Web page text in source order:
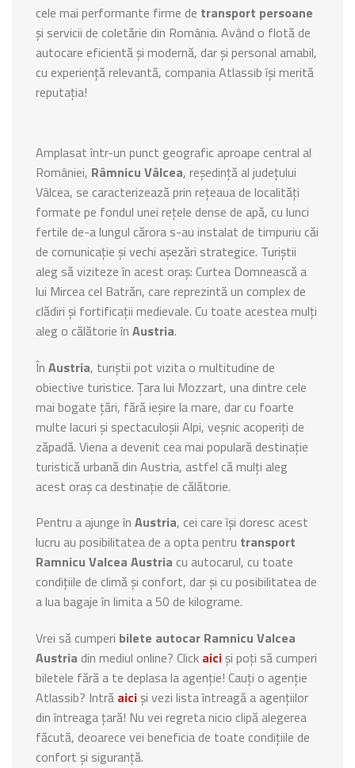
cele mai performante firme de transport persoane
și servicii de coletărie din România. Având o flotă de
autocare eficientă și modernă, dar și personal amabil,
cu experiență relevantă, compania Atlassib își merită
reputația!
Amplasat într-un punct geografic aproape central al
României, Râmnicu Vâlcea, reședință al județului
Vâlcea, se caracterizează prin rețeaua de localități
formate pe fondul unei rețele dense de apă, cu lunci
fertile de-a lungul cărora s-au instalat de timpuriu căi
de comunicație și vechi așezări strategice. Turiștii
aleg să viziteze în acest oraș: Curtea Domnească a
lui Mircea cel Batrăn, care reprezintă un complex de
clădiri și fortificații medievale. Cu toate acestea mulți
aleg o călătorie în Austria.
În Austria, turiștii pot vizita o multitudine de
obiective turistice. Țara lui Mozzart, una dintre cele
mai bogate țări, fără ieșire la mare, dar cu foarte
multe lacuri și spectaculoșii Alpi, veșnic acoperiți de
zăpadă. Viena a devenit cea mai populară destinație
turistică urbană din Austria, astfel că mulți aleg
acest oraș ca destinație de călătorie.
Pentru a ajunge în Austria, cei care își doresc acest
lucru au posibilitatea de a opta pentru transport
Ramnicu Valcea Austria cu autocarul, cu toate
condițiile de climă și confort, dar și cu posibilitatea de
a lua bagaje în limita a 50 de kilograme.
Vrei să cumperi bilete autocar Ramnicu Valcea
Austria din mediul online? Click aiciși poți să cumperi
biletele fără a te deplasa la agenție! Cauți o agenție
Atlassib? Intră aiciși vezi lista întreagă a agențiilor
din întreaga țară! Nu vei regreta nicio clipă alegerea
făcută, deoarece vei beneficia de toate condițiile de
confort și siguranță.